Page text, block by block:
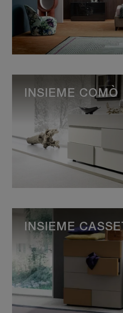
INSIEME COMÒ
INSIEME